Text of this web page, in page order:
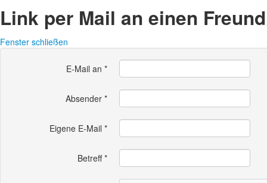
Link per Mail an einen
Fenster schließen
E-Mail an *
Absender *
Eigene E-Mail *
Betreff*